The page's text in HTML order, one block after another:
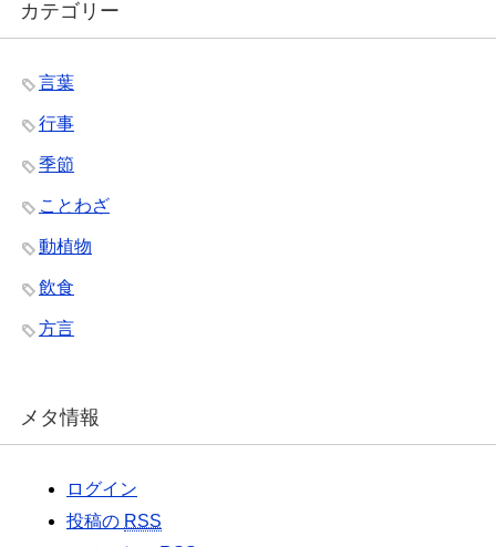
カテゴリー
言葉
行事
季節
ことわざ
動植物
飲食
方言
メタ情報
ログイン
投稿の RSS